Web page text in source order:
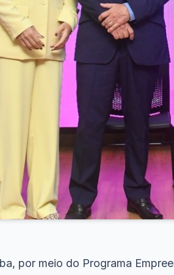
por meio do Programa